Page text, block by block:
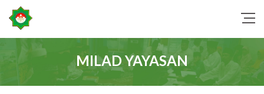
MILAD YAYASAN